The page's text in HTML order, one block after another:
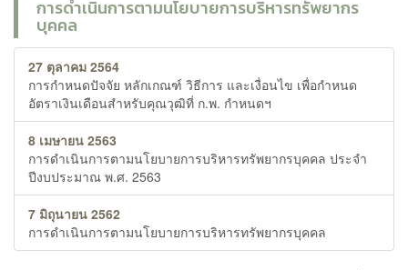
การดำเนินการตามนโยบายการบริหารทรัพยากร
บุคคล
27 ตุลาคม 2564
การกำหนดปัจจัย หลักเกณฑ์ วิธีการ และเงื่อนไข เพื่อกำหนด
อัตราเงินเดือนสำหรับคุณวุฒิที่ ก.พ. กำหนดฯ
8 เมษายน 2563
การดำเนินการตามนโยบายการบริหารทรัพยากรบุคคล ประจำ
ปีงบประมาณ พ.ศ. 2563
7 มิถุนายน 2562
การดำเนินการตามนโยบายการบริหารทรัพยากรบุคคล